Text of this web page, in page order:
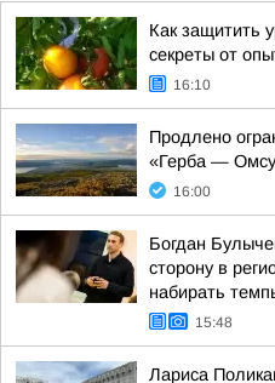
Как защитить
секреты от
16:10
Продлено
«Герба —
16:00
Богдан
сторону в
набирать
15:48
Лариса